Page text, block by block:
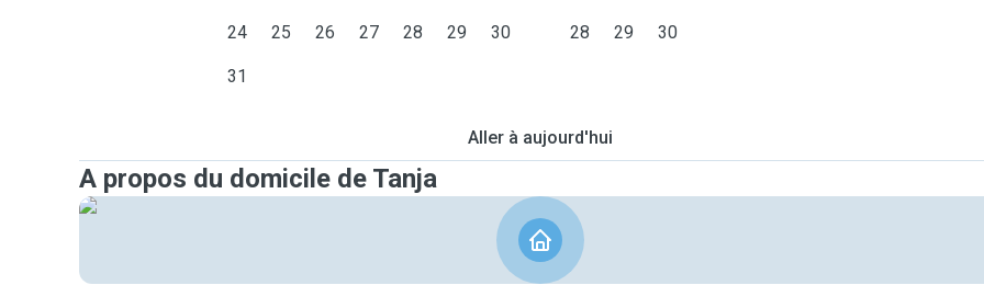
24 25 26 27 28 29 30
31
28 29 30
Aller à aujourd'hui
A propos du domicile de Tanja